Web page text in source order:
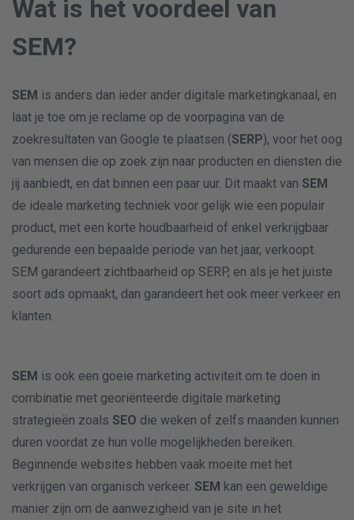
Wat is het voordeel van
SEM?
SEM is anders dan ieder ander digitale marketingkanaal, en
laat je toe om je reclame op de voorpagina van de
zoekresultaten van Google te plaatsen (SERP), voor het oog
van mensen die op zoek zijn naar producten en diensten die
jij aanbiedt, en dat binnen een paar uur. Dit maakt van SEM
de ideale marketing techniek voor gelijk wie een populair
product, met een korte houdbaarheid of enkel verkrijgbaar
gedurende een bepaalde periode van het jaar, verkoopt.
SEM garandeert zichtbaarheid op SERP, en als je het juiste
soort ads opmaakt, dan garandeert het ook meer verkeer en
klanten.
SEM is ook een goeie marketing activiteit om te doen in
combinatie met georiënteerde digitale marketing
strategieën zoals SEO die weken of zelfs maanden kunnen
duren voordat ze hun volle mogelijkheden bereiken.
Beginnende websites hebben vaak moeite met het
verkrijgen van organisch verkeer. SEM kan een geweldige
manier zijn om de aanwezigheid van je site in het